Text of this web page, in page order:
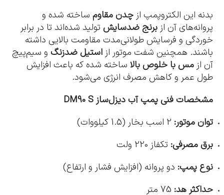
بدنه این الکتروپمپ از چدن مقاوم ساخته شده و
پروانه‌های آن از برنج ضدسایش تولید شده‌اند تا در برابر
خوردگی و فرسایش طولانی‌مدت مقاومت بالایی داشته
باشند. همچنین شفت موتور از استیل ضدزنگ و سیم‌پیچ
آن از مس با خلوص بالا ساخته شده که باعث افزایش
طول عمر و کاهش مصرف انرژی می‌شود.
مشخصات فنی پمپ آب دیزل‌ساز DM90 S
توان موتور:
برق مصرفی: تکفاز 220 ولت
نوع پمپ: دو پروانه (افزایش فشار و ارتفاع)
حداکثر هد: